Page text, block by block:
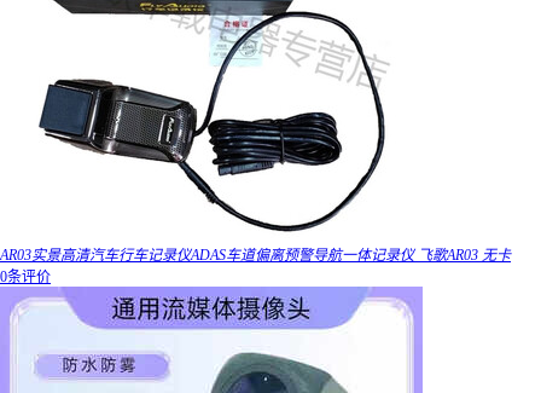
AR03实景高清汽车行车记录仪ADAS车道偏离预警导航一体记录仪 飞歌AR03 无卡
0条评价